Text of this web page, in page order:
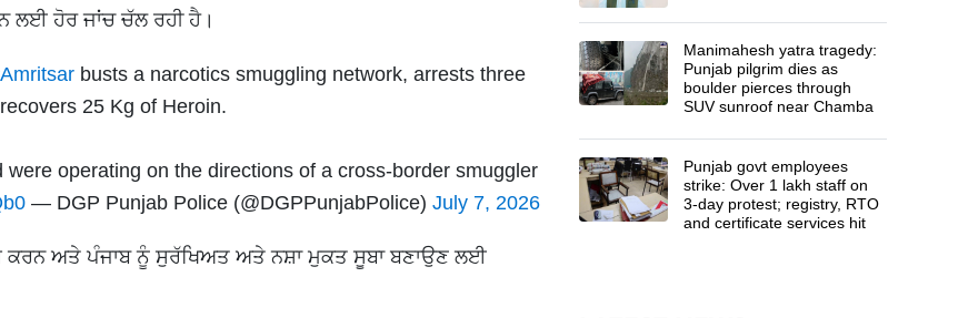
ਲਈ ਹੋਰ ਜਾਂਚ ਚੱਲ ਰਹੀ ਹੈ।
busts a narcotics smuggling network, arrests three
25 Kg of Heroin.
operating on the directions of a cross-border smuggler
— DGP Punjab Police (@DGPPunjabPolice) July 7, 2026
ਕਰਨ ਅਤੇ ਪੰਜਾਬ ਨੂੰ ਸੁਰੱਖਿਅਤ ਅਤੇ ਨਸ਼ਾ ਮੁਕਤ ਸੂਬਾ ਬਣਾਉਣ ਲਈ
Manimahesh yatra tragedy:
Punjab pilgrim dies as
boulder pierces through
SUV sunroof near Chamba
Punjab govt employees
strike: Over 1 lakh staff on
3-day protest; registry, RTO
and certificate services hit